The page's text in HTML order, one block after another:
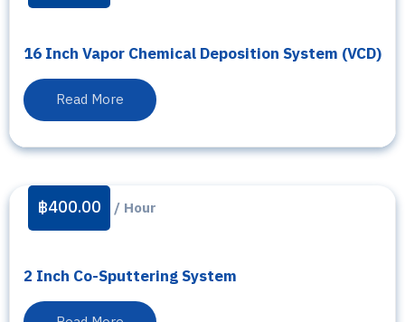
16 Inch Vapor Chemical Deposition System (VCD)
Read More
฿400.00 / Hour
2 Inch Co-Sputtering System